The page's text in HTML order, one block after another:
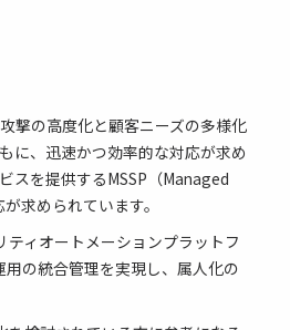
撃の高度化と顧客ニーズの多様化
に、迅速かつ効率的な対応が求め
スを提供するMSSP（Managed
求められています。
ィオートメーションプラットフ
の統合管理を実現し、属人化の